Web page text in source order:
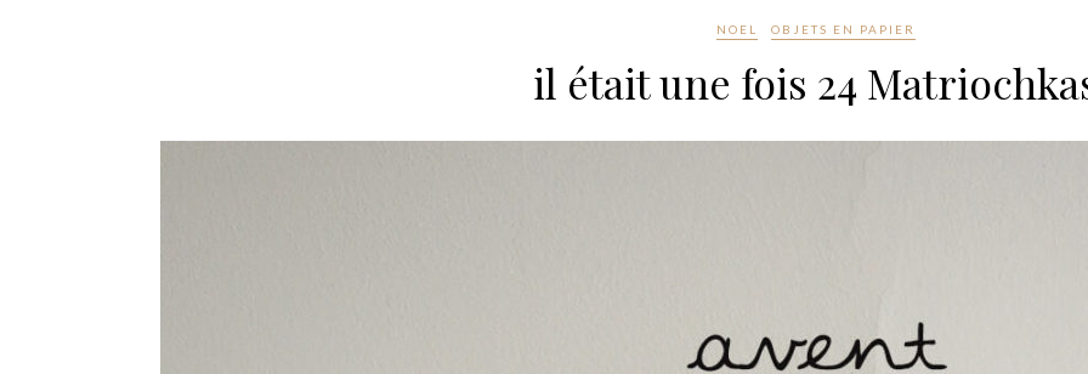
NOEL OBJETS EN PAPIER
il était une fois 24